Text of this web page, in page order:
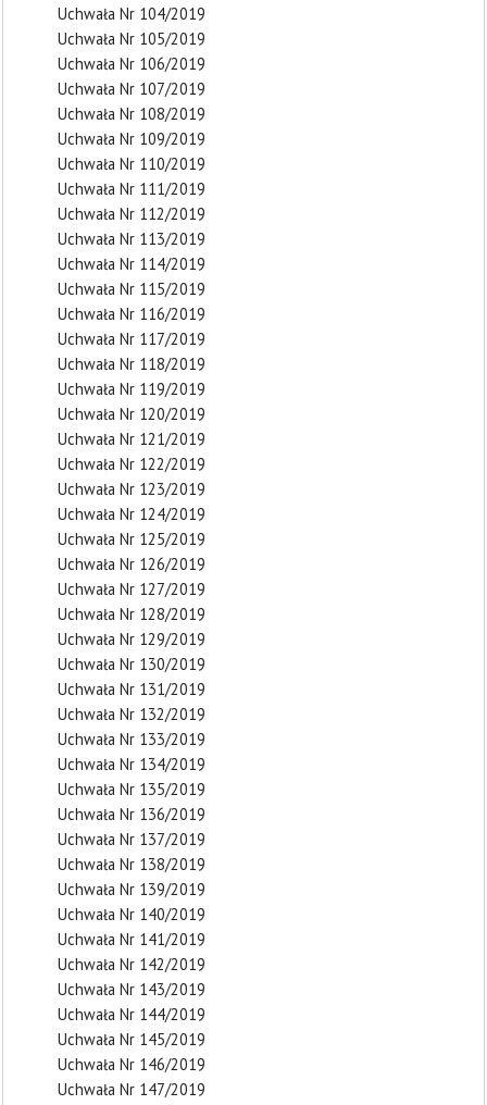
Uchwała Nr 104/2019
Uchwała Nr 105/2019
Uchwała Nr 106/2019
Uchwała Nr 107/2019
Uchwała Nr 108/2019
Uchwała Nr 109/2019
Uchwała Nr 110/2019
Uchwała Nr 111/2019
Uchwała Nr 112/2019
Uchwała Nr 113/2019
Uchwała Nr 114/2019
Uchwała Nr 115/2019
Uchwała Nr 116/2019
Uchwała Nr 117/2019
Uchwała Nr 118/2019
Uchwała Nr 119/2019
Uchwała Nr 120/2019
Uchwała Nr 121/2019
Uchwała Nr 122/2019
Uchwała Nr 123/2019
Uchwała Nr 124/2019
Uchwała Nr 125/2019
Uchwała Nr 126/2019
Uchwała Nr 127/2019
Uchwała Nr 128/2019
Uchwała Nr 129/2019
Uchwała Nr 130/2019
Uchwała Nr 131/2019
Uchwała Nr 132/2019
Uchwała Nr 133/2019
Uchwała Nr 134/2019
Uchwała Nr 135/2019
Uchwała Nr 136/2019
Uchwała Nr 137/2019
Uchwała Nr 138/2019
Uchwała Nr 139/2019
Uchwała Nr 140/2019
Uchwała Nr 141/2019
Uchwała Nr 142/2019
Uchwała Nr 143/2019
Uchwała Nr 144/2019
Uchwała Nr 145/2019
Uchwała Nr 146/2019
Uchwała Nr 147/2019